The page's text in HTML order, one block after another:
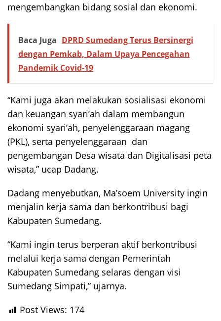
mengembangkan bidang sosial dan ekonomi.
Baca Juga DPRD Sumedang Terus Bersinergi
dengan Pemkab, Dalam Upaya Pencegahan
Pandemik Covid-19
“Kami juga akan melakukan sosialisasi ekonomi
dan keuangan syari’ah dalam membangun
ekonomi syari’ah, penyelenggaraan magang
(PKL), serta penyelenggaraan dan
pengembangan Desa wisata dan Digitalisasi peta
wisata,” ucap Dadang.
Dadang menyebutkan, Ma’soem University ingin
menjalin kerja sama dan berkontribusi bagi
Kabupaten Sumedang.
“Kami ingin terus berperan aktif berkontribusi
melalui kerja sama dengan Pemerintah
Kabupaten Sumedang selaras dengan visi
Sumedang Simpati,” ujarnya.
Post Views: 174